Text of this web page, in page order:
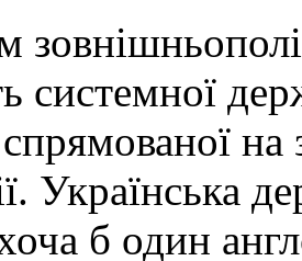
системної
на
Українська
б один